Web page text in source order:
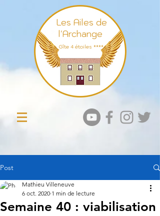
Les Ailes de
l'Archange
Gîte 4 étoiles ****
Post
Semaine 40 : viabilisation
Mathieu Villeneuve
6 oct. 2020 1 min de lecture